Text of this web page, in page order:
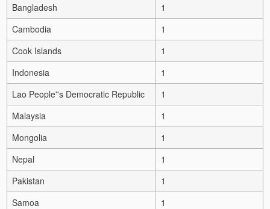
Bangladesh
1
Cambodia
1
Cook Islands
1
Indonesia
1
Lao People''s Democratic Republic
1
Malaysia
1
Mongolia
1
Nepal
1
Pakistan
1
Samoa
1